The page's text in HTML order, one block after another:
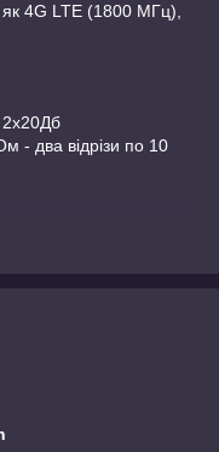
як 4G LTE (1800 МГц),
- два відрізи по 10